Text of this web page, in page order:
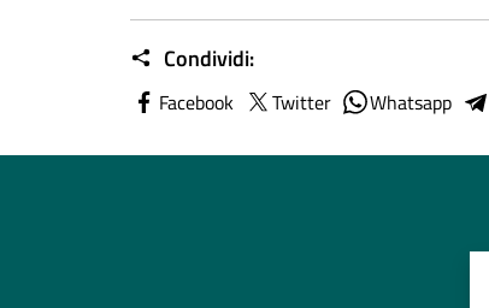
Condividi:
Facebook Twitter Whatsapp